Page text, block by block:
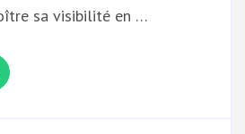
sa visibilité en …